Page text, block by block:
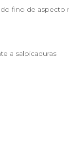
fino de
a salpicaduras